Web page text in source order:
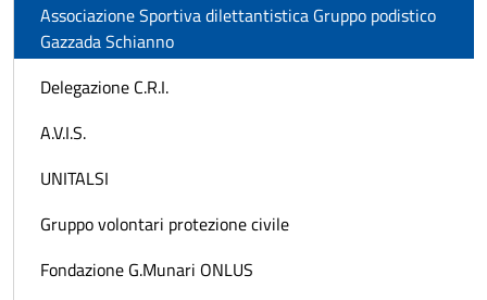
Associazione Sportiva dilettantistica Gruppo podistico
Gazzada Schianno
Delegazione C.R.I.
A.V.I.S.
UNITALSI
Gruppo volontari protezione civile
Fondazione G.Munari ONLUS